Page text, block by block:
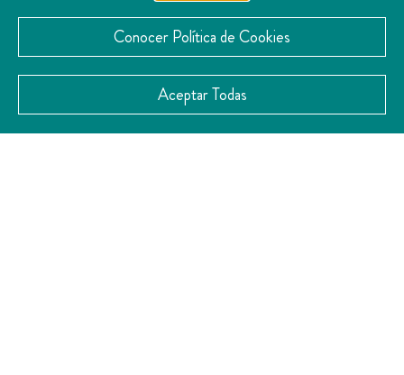
Conocer Política de Cookies
Aceptar Todas